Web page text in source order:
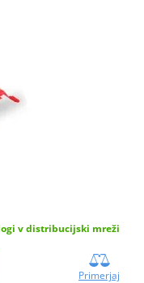
v distribucijski mreži
Primerjaj